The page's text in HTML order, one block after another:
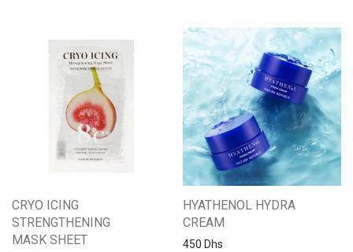
CRYO ICING
STRENGTHENING
MASK SHEET
HYATHENOL HYDRA
CREAM
450 Dhs